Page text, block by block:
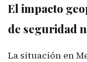
El impacto
de seguridad
La situación en